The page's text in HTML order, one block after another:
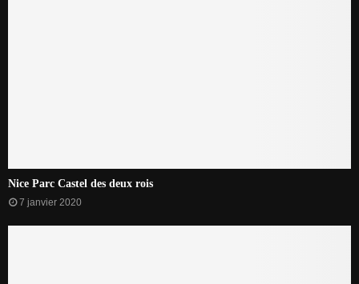
Nice Parc Castel des deux rois
7 janvier 2020